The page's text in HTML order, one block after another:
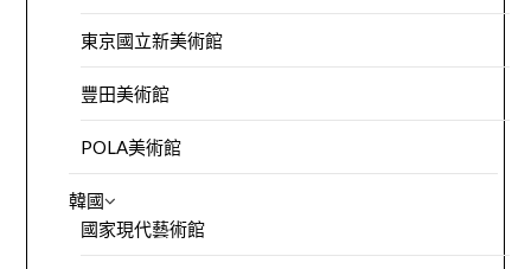
東京國立新美術館
豐田美術館
POLA美術館
韓國
國家現代藝術館